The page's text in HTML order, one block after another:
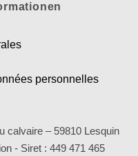
personnelles
calvaire – 59810 Lesquin
- Siret : 449 471 465